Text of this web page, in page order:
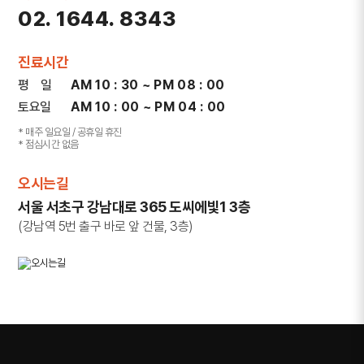
02. 1644. 8343
진료시간
평 일
AM 10 : 30 ~ PM 08 : 00
토요일
AM 10 : 00 ~ PM 04 : 00
* 매주 일요일 / 공휴일 휴진
* 점심시간 없음
오시는길
서울 서초구 강남대로 365 도씨에빛1 3층
(강남역 5번 출구 바로 앞 건물, 3층)